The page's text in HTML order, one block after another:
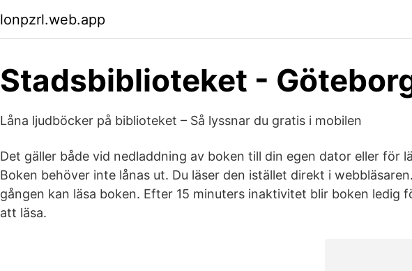
lonpzrl.web.app
Stadsbiblioteket -
Låna ljudböcker på biblioteket – Så lyssnar du gratis i mobilen
Det gäller både vid nedladdning av boken till din egen dator eller för
Boken behöver inte lånas ut. Du läser den istället direkt i
gången kan läsa boken. Efter 15 minuters inaktivitet blir boken ledig
att läsa.